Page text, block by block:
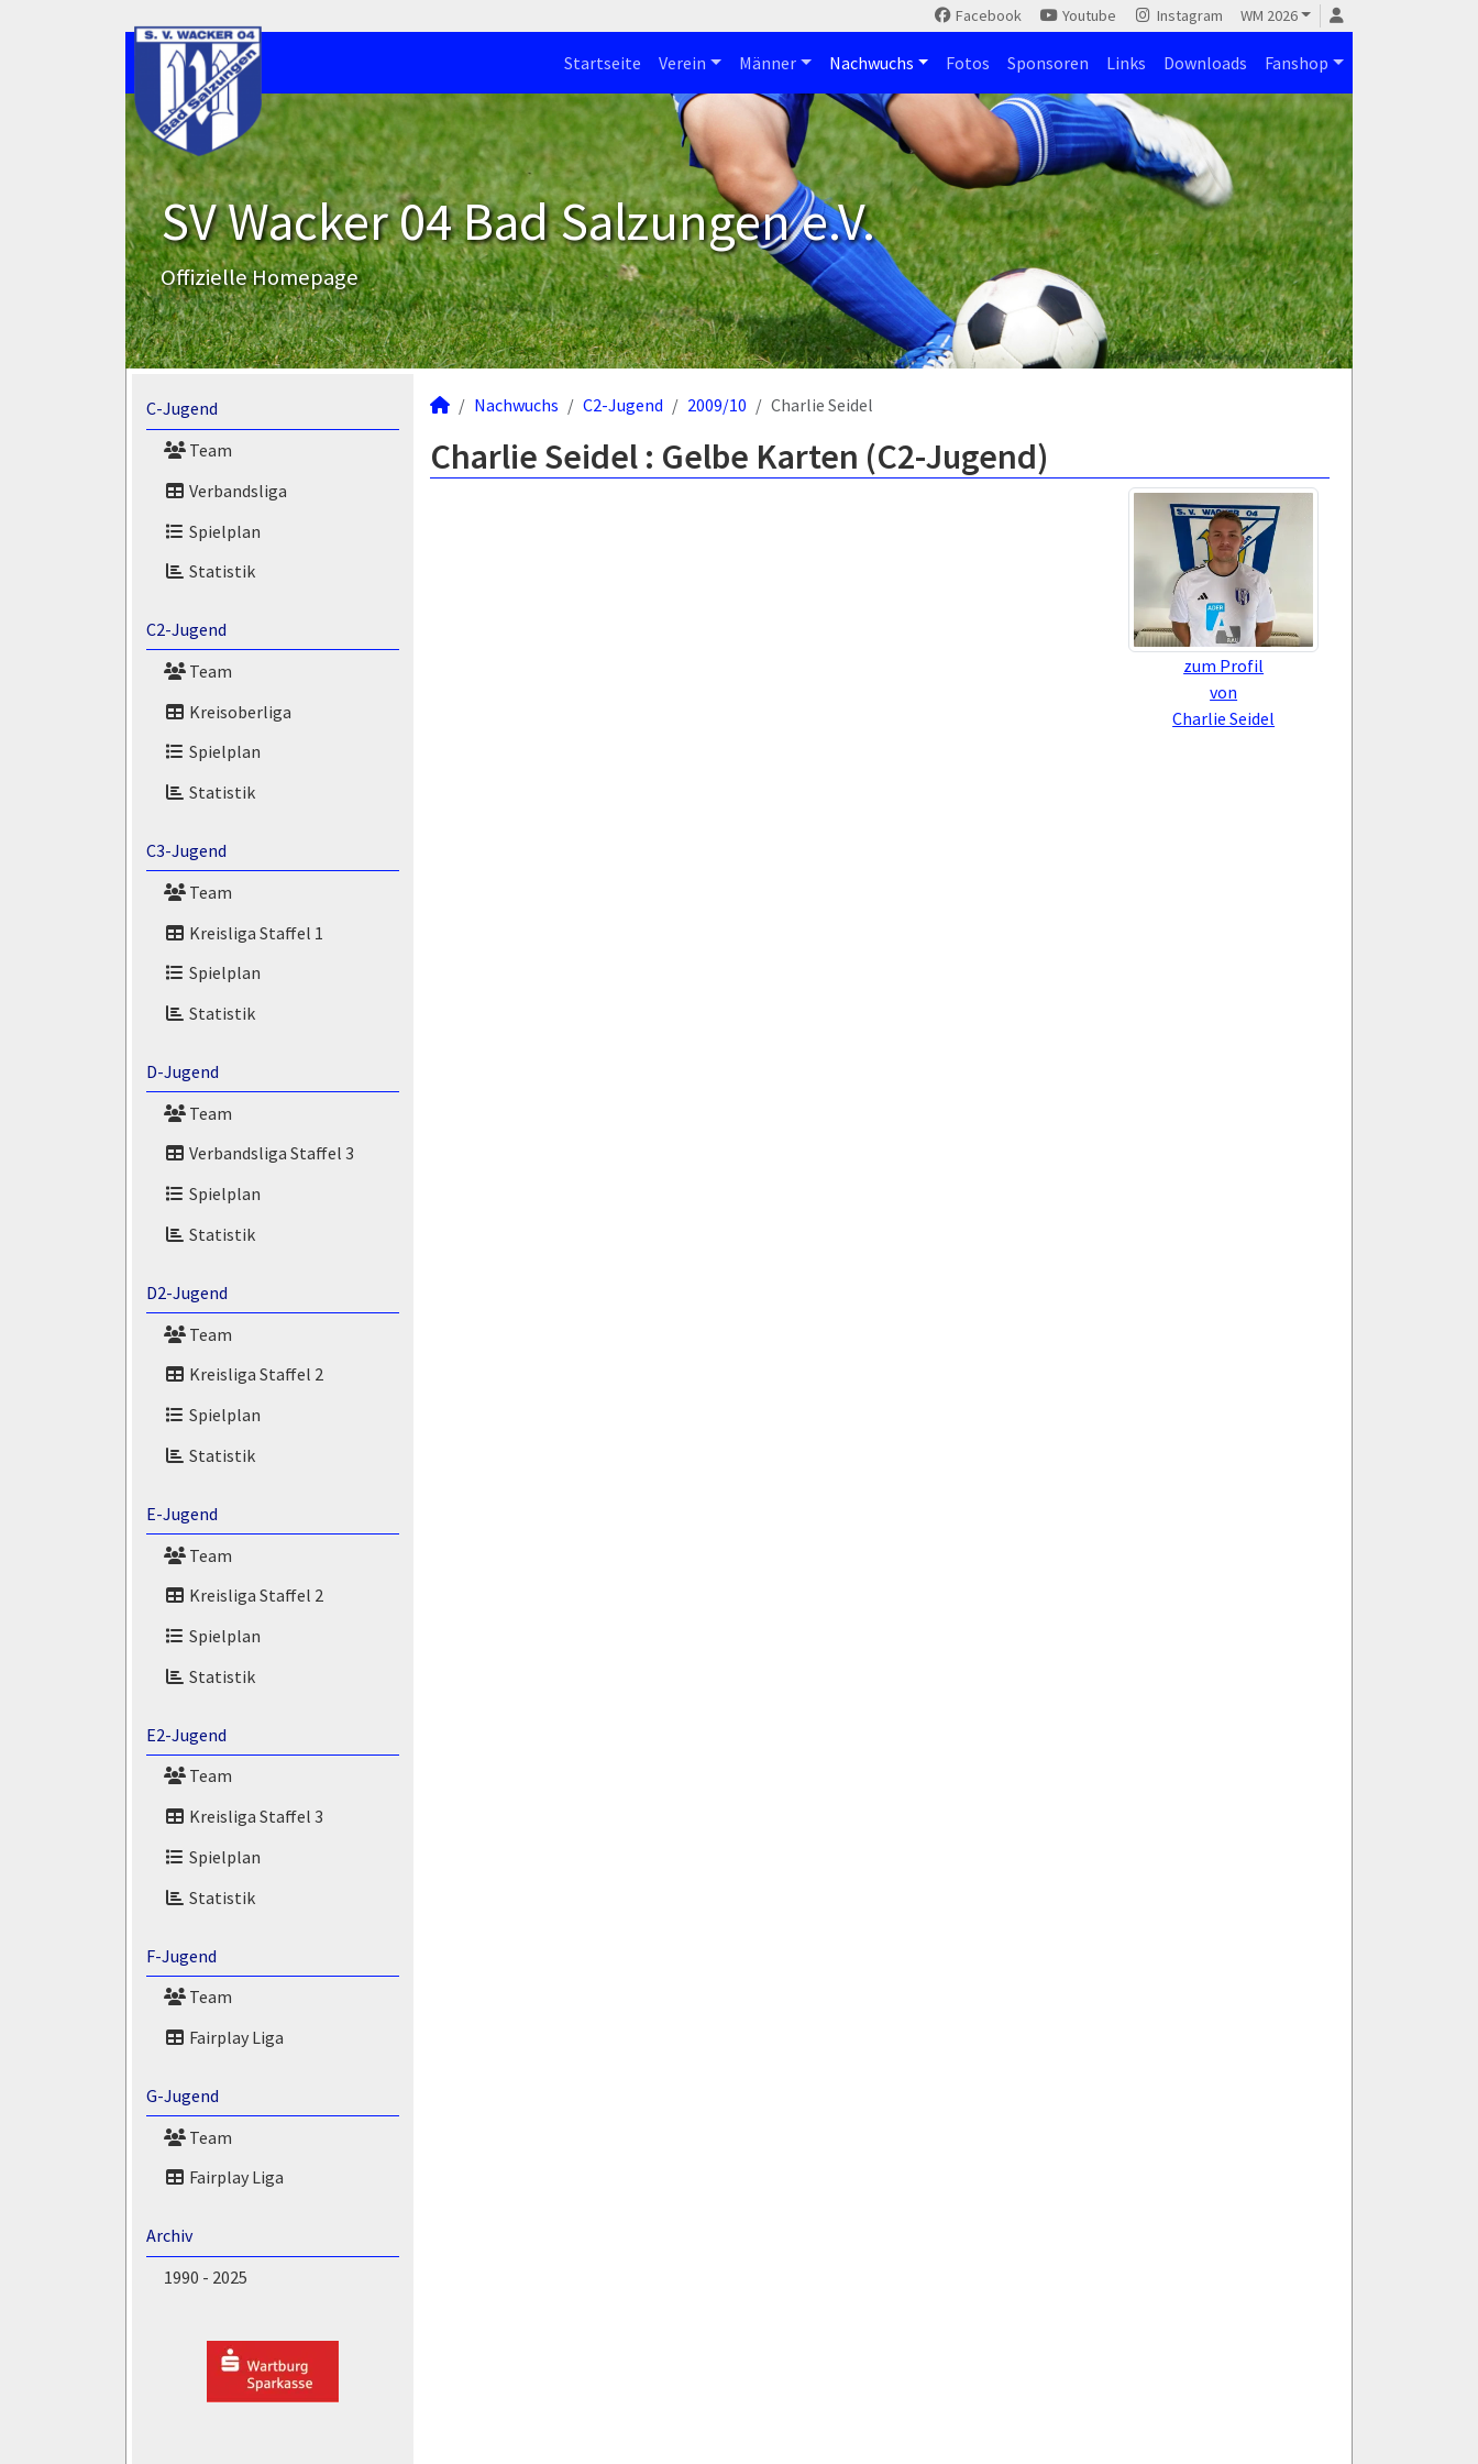
Facebook Youtube Instagram WM 2026
Startseite Verein Männer Nachwuchs Fotos Sponsoren Links Downloads Fanshop
SV Wacker 04 Bad Salzungen e.V.
Offizielle Homepage
C-Jugend
Team
Verbandsliga
Spielplan
Statistik
C2-Jugend
Team
Kreisoberliga
Spielplan
Statistik
C3-Jugend
Team
Kreisliga Staffel 1
Spielplan
Statistik
D-Jugend
Team
Verbandsliga Staffel 3
Spielplan
Statistik
D2-Jugend
Team
Kreisliga Staffel 2
Spielplan
Statistik
E-Jugend
Team
Kreisliga Staffel 2
Spielplan
Statistik
E2-Jugend
Team
Kreisliga Staffel 3
Spielplan
Statistik
F-Jugend
Team
Fairplay Liga
G-Jugend
Team
Fairplay Liga
Archiv
1990 - 2025
Nachwuchs C2-Jugend 2009/10 Charlie Seidel
Charlie Seidel : Gelbe Karten (C2-Jugend)
zum Profil
von
Charlie Seidel